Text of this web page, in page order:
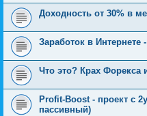
Доходность от 30% в
Заработок в Интернете
Что это? Крах
Profit-Boost - проект с
пассивный)